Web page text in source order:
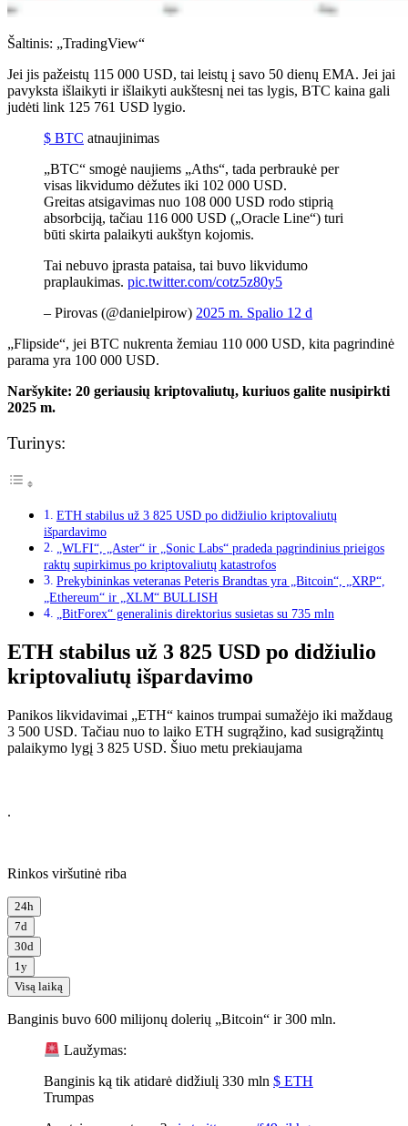
Šaltinis: „TradingView“
Jei jis pažeistų 115 000 USD, tai leistų į savo 50 dienų EMA. Jei jai
pavyksta išlaikyti ir išlaikyti aukštesnį nei tas lygis, BTC kaina gali
judėti link 125 761 USD lygio.
$ BTC atnaujinimas
„BTC“ smogė naujiems „Aths“, tada perbraukė per
visas likvidumo dėžutes iki 102 000 USD.
Greitas atsigavimas nuo 108 000 USD rodo stiprią
absorbciją, tačiau 116 000 USD („Oracle Line“) turi
būti skirta palaikyti aukštyn kojomis.
Tai nebuvo įprasta pataisa, tai buvo likvidumo
praplaukimas. pic.twitter.com/cotz5z80y5
– Pirovas (@danielpirow) 2025 m. Spalio 12 d
„Flipside“, jei BTC nukrenta žemiau 110 000 USD, kita pagrindinė
parama yra 100 000 USD.
Naršykite: 20 geriausių kriptovaliutų, kuriuos galite nusipirkti
2025 m.
Turinys:
ETH stabilus už 3 825 USD po didžiulio kriptovaliutų
išpardavimo
„WLFI“, „Aster“ ir „Sonic Labs“ pradeda pagrindinius prieigos
raktų supirkimus po kriptovaliutų katastrofos
Prekybininkas veteranas Peteris Brandtas yra „Bitcoin“, „XRP“,
„Ethereum“ ir „XLM“ BULLISH
„BitForex“ generalinis direktorius susietas su 735 mln
ETH stabilus už 3 825 USD po didžiulio
kriptovaliutų išpardavimo
Panikos likvidavimai „ETH“ kainos trumpai sumažėjo iki maždaug
3 500 USD. Tačiau nuo to laiko ETH sugrąžino, kad susigrąžintų
palaikymo lygį 3 825 USD. Šiuo metu prekiaujama
.
Rinkos viršutinė riba
24h
7d
30d
1y
Visą laiką
Banginis buvo 600 milijonų dolerių „Bitcoin“ ir 300 mln.
Laužymas:
Banginis ką tik atidarė didžiulį 330 mln $ ETH
Trumpas